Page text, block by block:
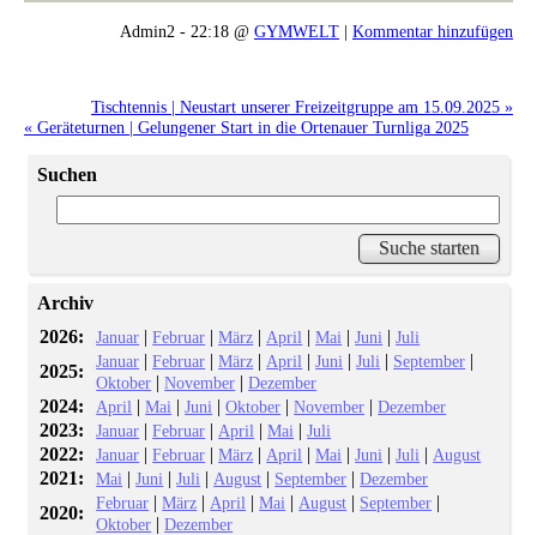
Admin2 - 22:18 @ GYMWELT | Kommentar hinzufügen
Tischtennis | Neustart unserer Freizeitgruppe am 15.09.2025 »
« Geräteturnen | Gelungener Start in die Ortenauer Turnliga 2025
Suchen
Archiv
2026:
Januar |Februar |März | April |Mai |Juni |Juli
2025: Januar |Februar |März | April |Juni |Juli | September |
Oktober |November |Dezember
2024: April |Mai |Juni |Oktober |November |Dezember
2023: Januar |Februar | April |Mai |Juli
2022: Januar |Februar |März | April |Mai |Juni |Juli | August
2021: Mai |Juni |Juli | August | September |Dezember
2020: Februar |März | April |Mai | August | September |
Oktober |Dezember